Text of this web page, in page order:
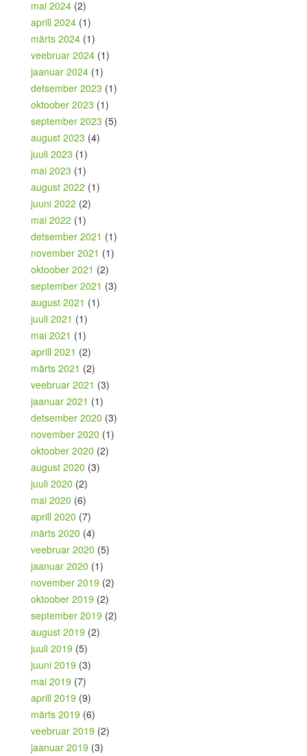
mai 2024 (2)
aprill 2024 (1)
märts 2024 (1)
veebruar 2024 (1)
jaanuar 2024 (1)
detsember 2023 (1)
oktoober 2023 (1)
september 2023 (5)
august 2023 (4)
juuli 2023 (1)
mai 2023 (1)
august 2022 (1)
juuni 2022 (2)
mai 2022 (1)
detsember 2021 (1)
november 2021 (1)
oktoober 2021 (2)
september 2021 (3)
august 2021 (1)
juuli 2021 (1)
mai 2021 (1)
aprill 2021 (2)
märts 2021 (2)
veebruar 2021 (3)
jaanuar 2021 (1)
detsember 2020 (3)
november 2020 (1)
oktoober 2020 (2)
august 2020 (3)
juuli 2020 (2)
mai 2020 (6)
aprill 2020 (7)
märts 2020 (4)
veebruar 2020 (5)
jaanuar 2020 (1)
november 2019 (2)
oktoober 2019 (2)
september 2019 (2)
august 2019 (2)
juuli 2019 (5)
juuni 2019 (3)
mai 2019 (7)
aprill 2019 (9)
märts 2019 (6)
veebruar 2019 (2)
jaanuar 2019 (3)